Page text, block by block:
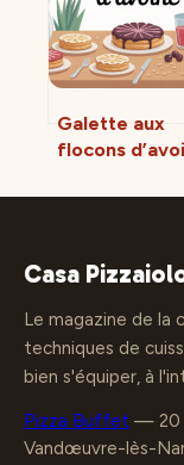
Galette aux
flocons
gourmande à
Casa
Le magazine de la
techniques de
bien s'équiper, à
Pizza Buffet — 20
Vandœuvre-lès-